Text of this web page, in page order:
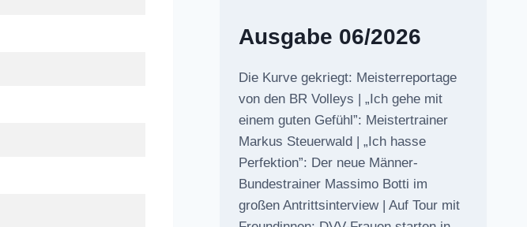
Ausgabe 06/2026
Die Kurve gekriegt: Meisterreportage
von den BR Volleys | „Ich gehe mit
einem guten Gefühl”: Meistertrainer
Markus Steuerwald | „Ich hasse
Perfektion”: Der neue Männer-
Bundestrainer Massimo Botti im
großen Antrittsinterview | Auf Tour mit